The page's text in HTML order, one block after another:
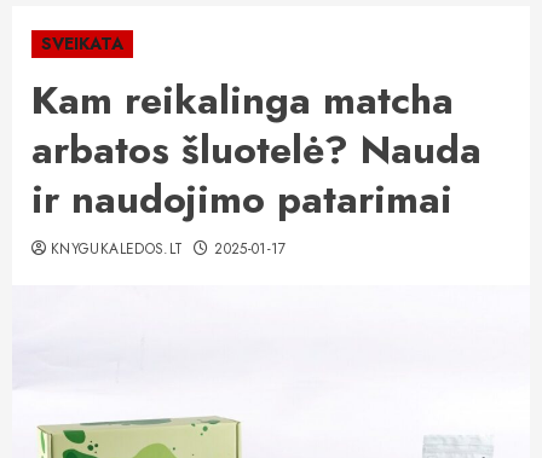
SVEIKATA
Kam reikalinga matcha
arbatos šluotelė? Nauda
ir naudojimo patarimai
KNYGUKALEDOS.LT 2025-01-17